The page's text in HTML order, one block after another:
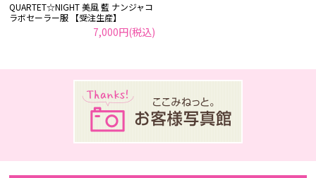
QUARTET☆NIGHT 美風 藍 ナンジャコ
ラボセーラー服 【受注生産】
7,000円(税込)